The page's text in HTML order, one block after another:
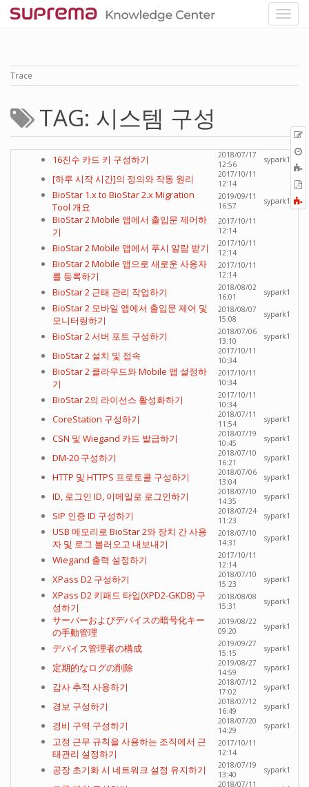
Trace
TAG: 시스템 구성
16진수 카드 키 구성하기
2018/07/17
12:56
sypark1
[하루 시작 시간]의 정의와 작동 원리
2017/10/11
12:14
BioStar 1.x to BioStar 2.x Migration
Tool 개요
2019/09/11
16:57
sypark1
BioStar 2 Mobile 앱에서 출입문 제어하
기
2017/10/11
12:14
BioStar 2 Mobile 앱에서 푸시 알람 받기
2017/10/11
12:14
BioStar 2 Mobile 앱으로 새로운 사용자
를 등록하기
2017/10/11
12:14
BioStar 2 근태 관리 작업하기
2018/08/02
16:01
sypark1
BioStar 2 모바일 앱에서 출입문 제어 및
모니터링하기
2018/08/07
15:08
sypark1
BioStar 2 서버 포트 구성하기
2018/07/06
13:10
sypark1
BioStar 2 설치 및 접속
2017/10/11
10:34
BioStar 2 클라우드와 Mobile 앱 설정하
기
2017/10/11
10:34
BioStar 2의 라이선스 활성화하기
2017/10/11
10:34
CoreStation 구성하기
2018/07/11
11:54
sypark1
CSN 및 Wiegand 카드 발급하기
2018/07/19
10:45
sypark1
DM-20 구성하기
2018/07/10
16:21
sypark1
HTTP 및 HTTPS 프로토콜 구성하기
2018/07/06
13:04
sypark1
ID, 로그인 ID, 이메일로 로그인하기
2018/07/10
14:35
sypark1
SIP 인증 ID 구성하기
2018/07/24
11:23
sypark1
USB 메모리로 BioStar 2와 장치 간 사용
자 및 로그 불러오고 내보내기
2018/07/10
14:31
sypark1
Wiegand 출력 설정하기
2017/10/11
12:14
XPass D2 구성하기
2018/07/10
15:23
sypark1
XPass D2 키패드 타입(XPD2-GKDB) 구
성하기
2018/08/08
15:31
sypark1
サーバーおよびデバイスの暗号化キー
の手動管理
2019/08/22
09:20
sypark1
デバイス管理者の構成
2019/09/27
15:15
sypark1
定期的なログの削除
2019/08/27
14:59
sypark1
감사 추적 사용하기
2018/07/12
17:02
sypark1
경보 구성하기
2018/07/12
16:49
sypark1
경비 구역 구성하기
2018/07/20
14:29
sypark1
고정 근무 규칙을 사용하는 조직에서 근
태관리 설정하기
2017/10/11
12:14
공장 초기화 시 네트워크 설정 유지하기
2018/07/19
13:40
sypark1
2018/07/11